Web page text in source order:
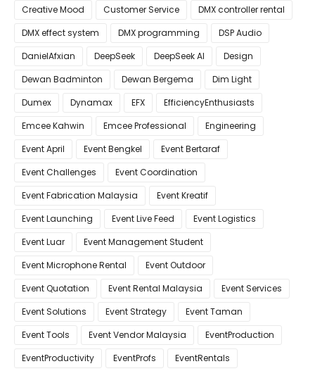
Creative Mood
Customer Service
DMX controller rental
DMX effect system
DMX programming
DSP Audio
DanielAfxian
DeepSeek DeepSeek AI
Design
Dewan Badminton
Dewan Bergema
Dim Light
Dumex
Dynamax EFX
EfficiencyEnthusiasts
Emcee Kahwin
Emcee Professional
Engineering
Event April
Event Bengkel
Event Bertaraf
Event Challenges
Event Coordination
Event Fabrication Malaysia
Event Kreatif
Event Launching
Event Live Feed
Event Logistics
Event Luar
Event Management Student
Event Microphone Rental
Event Outdoor
Event Quotation
Event Rental Malaysia
Event Services
Event Solutions
Event Strategy
Event Taman
Event Tools
Event Vendor Malaysia
EventProduction
EventProductivity
EventProfs
EventRentals